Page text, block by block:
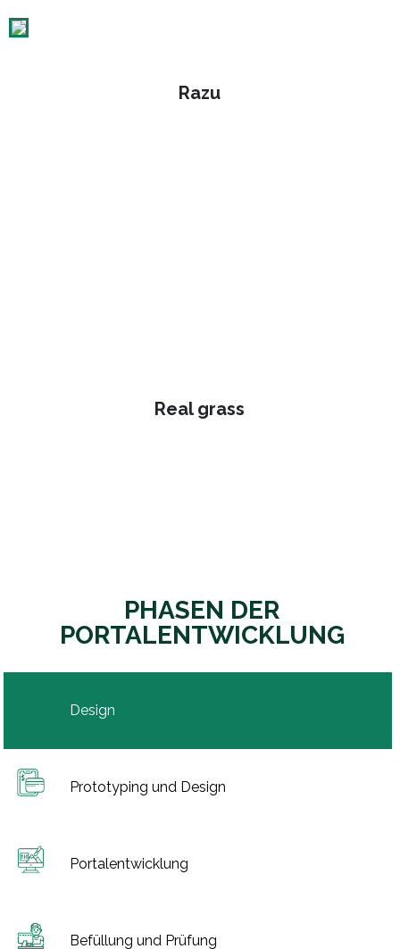
Razu
Real grass
PHASEN DER
PORTALENTWICKLUNG
Design
Prototyping und Design
Portalentwicklung
Befüllung und Prüfung